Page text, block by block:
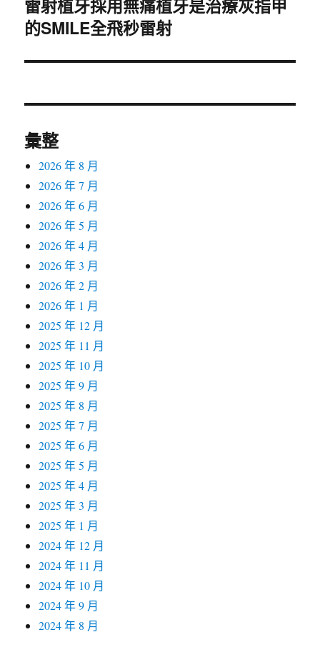
下
一
文
雷射植牙採用無痛植牙是治療灰指甲
的SMILE全飛秒雷射
彙整
2026 年 8 月
2026 年 7 月
2026 年 6 月
2026 年 5 月
2026 年 4 月
2026 年 3 月
2026 年 2 月
2026 年 1 月
2025 年 12 月
2025 年 11 月
2025 年 10 月
2025 年 9 月
2025 年 8 月
2025 年 7 月
2025 年 6 月
2025 年 5 月
2025 年 4 月
2025 年 3 月
2025 年 1 月
2024 年 12 月
2024 年 11 月
2024 年 10 月
2024 年 9 月
2024 年 8 月